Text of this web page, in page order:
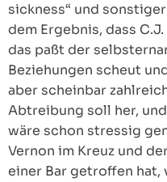
sickness“ und
dem Ergebnis, dass
das paßt der
Beziehungen scheut
aber scheinbar
Abtreibung soll her,
wäre schon stressig
Vernon im Kreuz und
einer Bar getroffen hat,